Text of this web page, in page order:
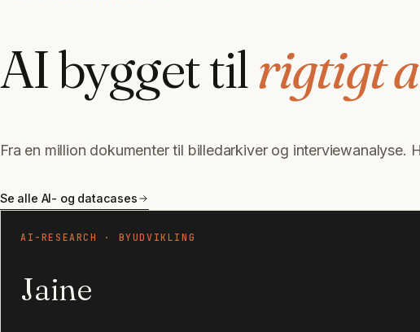
AI bygget tilrigtigt
Fra en million dokumenter til billedarkiver og
Se alle AI- og datacases
AI-RESEARCH · BYUDVIKLING
Jaine